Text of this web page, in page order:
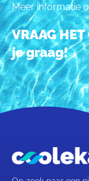
Meer informatie
VRAAG
je graag!